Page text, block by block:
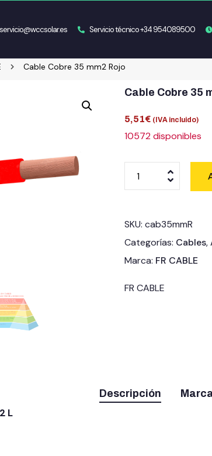
servicio@wccsolar.es Servicio técnico +34 954089500
Cable Cobre 35 mm2 Rojo
Cable Cobre 35
5,51€ (IVA incluido)
10572 disponibles
SKU:cab35mmR
Categorías: Cables,
Marca: FR CABLE
FR CABLE
Descripción
L